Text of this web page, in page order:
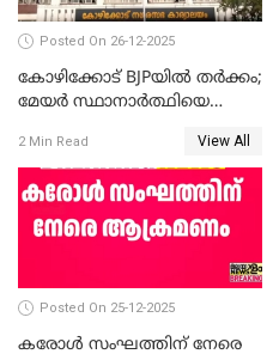
Posted On 26-12-2025
കോഴിക്കോട് BJPയിൽ തർക്കം;
മേയർ സ്ഥാനാർത്ഥിയെ
2 Min Read View All
Posted On 25-12-2025
കരോള്‍ സംഘത്തിന് നേരെ